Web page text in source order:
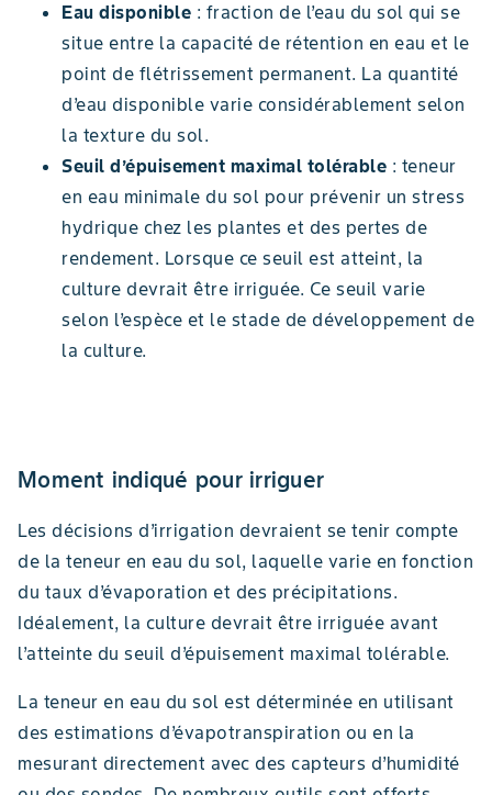
Eau disponible : fraction de l’eau du sol qui se
situe entre la capacité de rétention en eau et le
point de flétrissement permanent. La quantité
d’eau disponible varie considérablement selon
la texture du sol.
Seuil d’épuisement maximal tolérable : teneur
en eau minimale du sol pour prévenir un stress
hydrique chez les plantes et des pertes de
rendement. Lorsque ce seuil est atteint, la
culture devrait être irriguée. Ce seuil varie
selon l’espèce et le stade de développement de
la culture.
Moment indiqué pour irriguer
Les décisions d’irrigation devraient se tenir compte
de la teneur en eau du sol, laquelle varie en fonction
du taux d’évaporation et des précipitations.
Idéalement, la culture devrait être irriguée avant
l’atteinte du seuil d’épuisement maximal tolérable.
La teneur en eau du sol est déterminée en utilisant
des estimations d’évapotranspiration ou en la
mesurant directement avec des capteurs d’humidité